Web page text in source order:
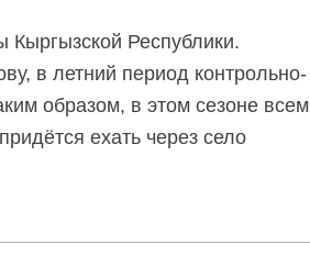
Кыргызской Республики.
в летний период контрольно-
образом, в этом сезоне всем
ехать через село